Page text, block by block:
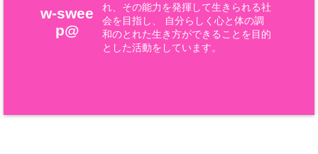
w-swee
p@
れ、その能力を発揮して生きられる社
会を目指し、 自分らしく心と体の調
和のとれた生き方ができることを目的
とした活動をしています。